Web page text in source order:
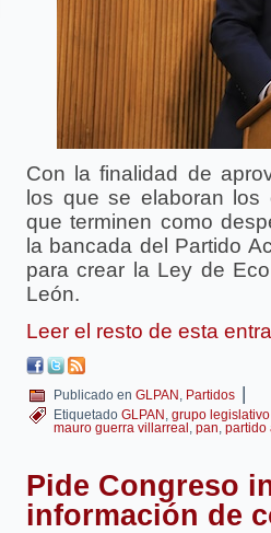
Con la finalidad de
los que se elaboran los
que terminen como
la bancada del Partido
para crear la Ley de
León.
Leer el resto de esta
Publicado en GLPAN , Partidos |
Etiquetado GLPAN , grupo
mauro guerra villarreal , pan, partido
Pide Congreso
información de